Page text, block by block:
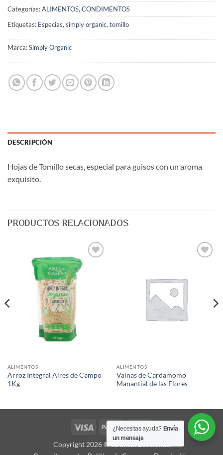
Categorías:ALIMENTOS, CONDIMENTOS
Etiquetas: Especias, simply organic, tomillo
Marca:Simply Organic
DESCRIPCIÓN
Hojas de Tomillo secas, especial para guisos con un aroma
exquisito.
PRODUCTOS RELACIONADOS
Agregar
ALIMENTOS
Arroz Integral Aires de Campo
1Kg
ALIMENTOS
Vainas de Cardamomo
Manantial de las Flores
Visa PayPal MasterCard
Copyright 2026 ©
¿Necesitas ayuda? Envía
un mensaje